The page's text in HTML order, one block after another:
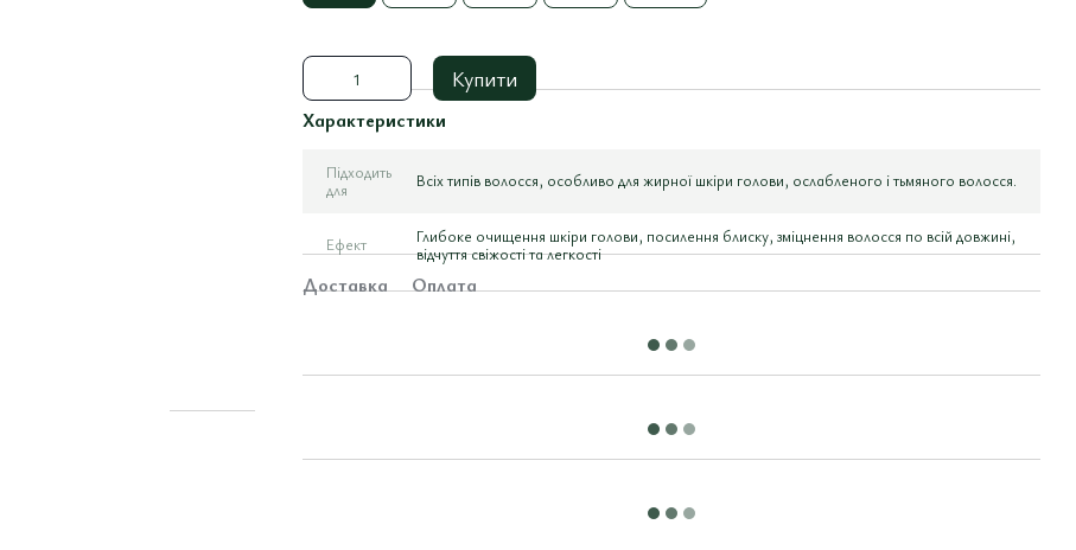
Купити
Характеристики
Підходить
для
Всіх типів волосся, особливо для жирної шкіри голови, ослабленого і тьмяного волосся.
Ефект
Глибоке очищення шкіри голови, посилення блиску, зміцнення волосся по всій довжині,
відчуття свіжості та легкості
Доставка Оплата